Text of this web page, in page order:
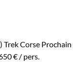
Trek Corse Prochain
€ / pers.